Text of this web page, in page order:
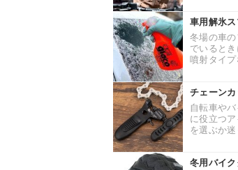
車用解氷
冬場の車
でいると
噴射タイ
チェーン
自転車や
に役立つ
を選ぶか
冬用バイ